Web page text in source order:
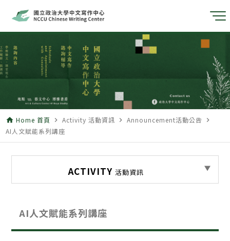
home Home 首頁 navigate_next Activity 活動資訊 navigate_next Announcement活動公告 navigate_next
AI人文賦能系列講座
ACTIVITY 活動資訊
AI人文賦能系列講座